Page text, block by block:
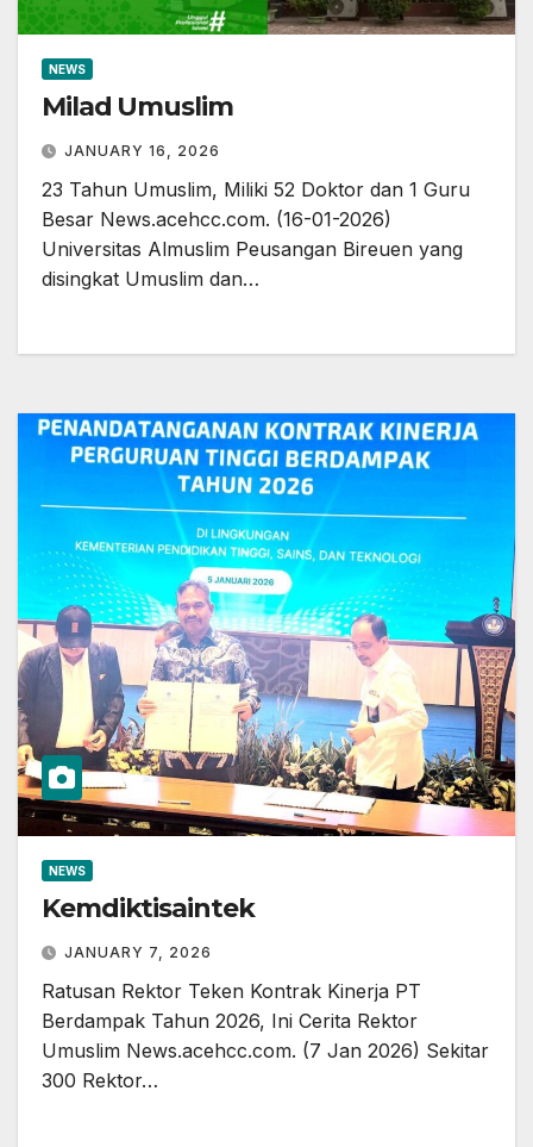
NEWS
Milad Umuslim
JANUARY 16, 2026
23 Tahun Umuslim, Miliki 52 Doktor dan 1 Guru
Besar News.acehcc.com. (16-01-2026)
Universitas Almuslim Peusangan Bireuen yang
disingkat Umuslim dan…
NEWS
Kemdiktisaintek
JANUARY 7, 2026
Ratusan Rektor Teken Kontrak Kinerja PT
Berdampak Tahun 2026, Ini Cerita Rektor
Umuslim News.acehcc.com. (7 Jan 2026) Sekitar
300 Rektor…